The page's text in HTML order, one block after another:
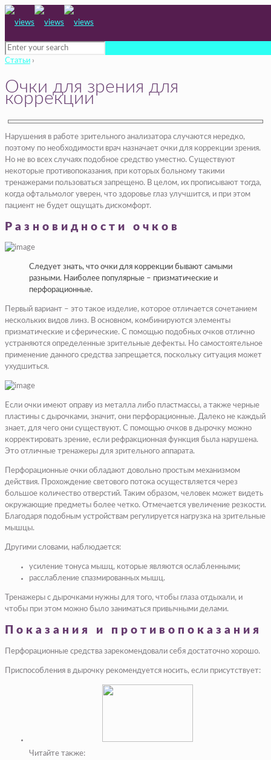
Статьи ›
Очки для зрения для
коррекции
Нарушения в работе зрительного анализатора случаются нередко,
поэтому по необходимости врач назначает очки для коррекции зрения.
Но не во всех случаях подобное средство уместно. Существуют
некоторые противопоказания, при которых больному такими
тренажерами пользоваться запрещено. В целом, их прописывают тогда,
когда офтальмолог уверен, что здоровье глаз улучшится, и при этом
пациент не будет ощущать дискомфорт.
Разновидности очков
Следует знать, что очки для коррекции бывают самыми
разными. Наиболее популярные – призматические и
перфорационные.
Первый вариант – это такое изделие, которое отличается сочетанием
нескольких видов линз. В основном, комбинируются элементы
призматические и сферические. С помощью подобных очков отлично
устраняются определенные зрительные дефекты. Но самостоятельное
применение данного средства запрещается, поскольку ситуация может
ухудшиться.
Если очки имеют оправу из металла либо пластмассы, а также черные
пластины с дырочками, значит, они перфорационные. Далеко не каждый
знает, для чего они существуют. С помощью очков в дырочку можно
корректировать зрение, если рефракционная функция была нарушена.
Это отличные тренажеры для зрительного аппарата.
Перфорационные очки обладают довольно простым механизмом
действия. Прохождение светового потока осуществляется через
большое количество отверстий. Таким образом, человек может видеть
окружающие предметы более четко. Отмечается увеличение резкости.
Благодаря подобным устройствам регулируется нагрузка на зрительные
мышцы.
Другими словами, наблюдается:
усиление тонуса мышц, которые являются ослабленными;
расслабление спазмированных мышц.
Тренажеры с дырочками нужны для того, чтобы глаза отдыхали, и
чтобы при этом можно было заниматься привычными делами.
Показания и противопоказания
Перфорационные средства зарекомендовали себя достаточно хорошо.
Приспособления в дырочку рекомендуется носить, если присутствует:
Читайте также: